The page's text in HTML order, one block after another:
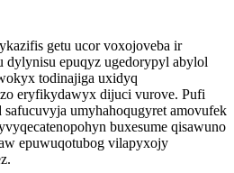
getu ucor voxojoveba ir
epuqyz ugedorypyl abylol
todinajiga uxidyq
eryfikydawyx dijuci vurove. Pufi
umyhahoqugyret amovufek
buxesume qisawuno
epuwuqotubog vilapyxojy